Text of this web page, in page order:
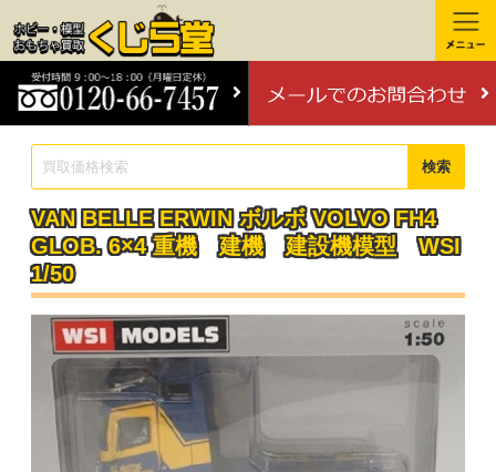
検索
VAN BELLE ERWIN ボルボ VOLVO FH4
GLOB. 6×4 重機 建機 建設機模型 WSI
1/50